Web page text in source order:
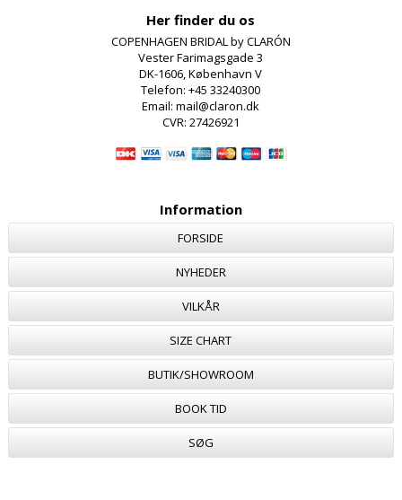
Her finder du os
COPENHAGEN BRIDAL by CLARÓN
Vester Farimagsgade 3
DK-1606, København V
Telefon: +45 33240300
Email: mail@claron.dk
CVR: 27426921
Information
FORSIDE
NYHEDER
VILKÅR
SIZE CHART
BUTIK/SHOWROOM
BOOK TID
SØG